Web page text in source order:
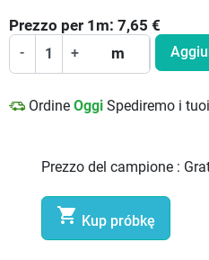
Prezzo per 1 m: 7,65 €
- + m
Ordine Oggi Spediremo i
Prezzo del campione :
 Kup próbkę